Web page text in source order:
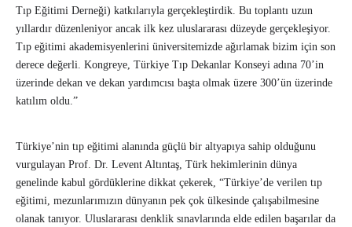
Tıp Eğitimi Derneği) katkılarıyla gerçekleştirdik. Bu toplantı uzun
yıllardır düzenleniyor ancak ilk kez uluslararası düzeyde gerçekleşiyor.
Tıp eğitimi akademisyenlerini üniversitemizde ağırlamak bizim için son
derece değerli. Kongreye, Türkiye Tıp Dekanlar Konseyi adına 70’in
üzerinde dekan ve dekan yardımcısı başta olmak üzere 300’ün üzerinde
katılım oldu.”
Türkiye’nin tıp eğitimi alanında güçlü bir altyapıya sahip olduğunu
vurgulayan Prof. Dr. Levent Altıntaş, Türk hekimlerinin dünya
genelinde kabul gördüklerine dikkat çekerek, “Türkiye’de verilen tıp
eğitimi, mezunlarımızın dünyanın pek çok ülkesinde çalışabilmesine
olanak tanıyor. Uluslararası denklik sınavlarında elde edilen başarılar da